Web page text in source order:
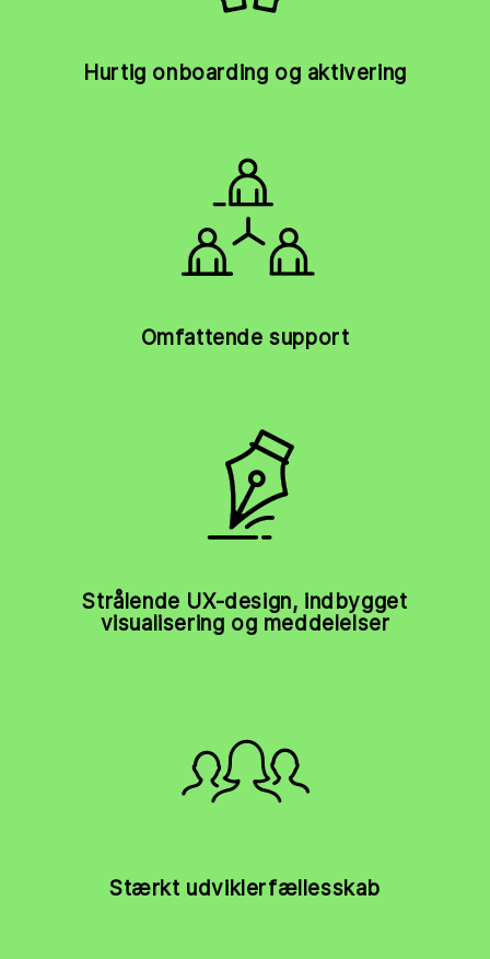
Hurtig onboarding og aktivering
Omfattende support
Strålende UX-design, indbygget
visualisering og meddelelser
Stærkt udviklerfællesskab